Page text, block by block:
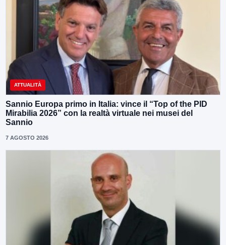
ATTUALITÀ
Sannio Europa primo in Italia: vince il “Top of the PID
Mirabilia 2026” con la realtà virtuale nei musei del
Sannio
7 AGOSTO 2026